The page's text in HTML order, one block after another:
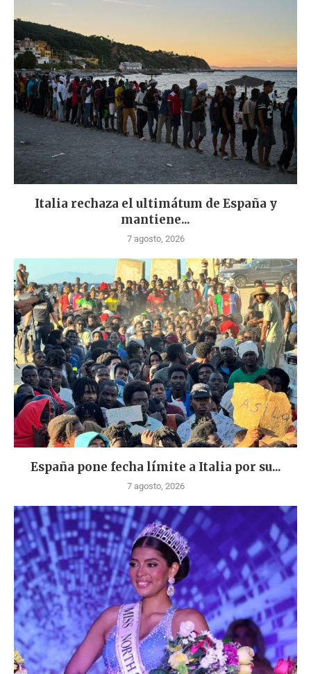
Italia rechaza el ultimátum de España y
mantiene...
7 agosto, 2026
España pone fecha límite a Italia por su...
7 agosto, 2026